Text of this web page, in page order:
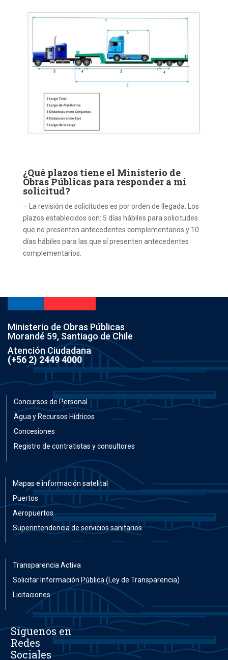
¿Qué plazos tiene el Ministerio de
Obras Públicas para responder a mi
solicitud?
– La revisión de solicitudes es por orden de llegada. Los
plazos establecidos son: 5 días hábiles para solicitudes
que no presenten antecedentes complementarios y 10
días hábiles para las que sí presenten antecedentes
complementarios.
Ministerio de Obras Públicas
Morandé 59, Santiago de Chile
Atención Ciudadana
(+56 2) 2449 4000
Concursos de Personal
Agua y Recursos Hídricos
Concesiones
Registro de contratistas y consultores
Mapas e información satelital
Puertos
Aeropuertos
Superintendencia de servicios sanitarios
Transparencia Activa
Solicitar Información Pública (Ley de Transparencia)
Licitaciones
Síguenos en
Redes
Sociales